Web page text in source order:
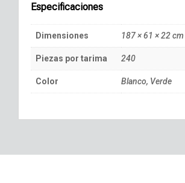
Especificaciones
Dimensiones 187 × 61 × 22 cm
Piezas por tarima 240
Color Blanco, Verde